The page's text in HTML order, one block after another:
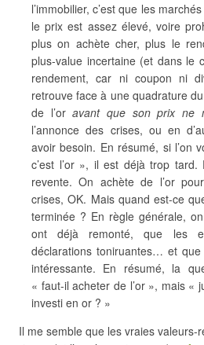
l’immobilier, c’est que les
le prix est assez élevé, voire
plus on achète cher, plus le
plus-value incertaine (et dans le
rendement, car ni coupon ni
retrouve face à une quadrature
de l’oravant que son prix ne
l’annonce des crises, ou en
avoir besoin. En résumé, si l’on
c’est l’or », il est déjà trop
revente. On achète de l’or
crises, OK. Mais quand est-ce
terminée ? En règle générale,
ont déjà remonté, que les
déclarations toniruantes… et que
intéressante. En résumé, la
« faut-il acheter de l’or », mais «
investi en or ? »
Il me semble que les vraies valeurs-